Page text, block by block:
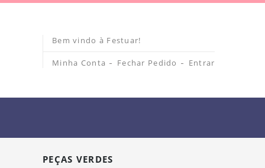
Bem vindo à Festuar!
Minha Conta Fechar Pedido Entrar
PEÇAS VERDES